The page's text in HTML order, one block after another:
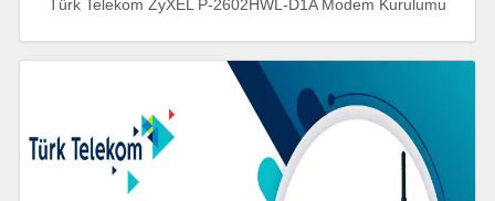
Türk Telekom ZyXEL P-2602HWL-D1A Modem Kurulumu